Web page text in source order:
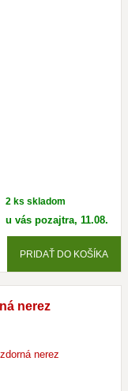
2 ks skladom
u vás pozajtra, 11.08.
PRIDAŤ DO KOŠÍKA
nerez